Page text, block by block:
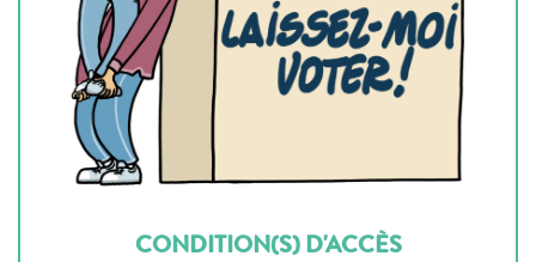
CONDITION(S) D'ACCÈS